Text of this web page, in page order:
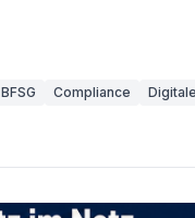
BFSG Compliance